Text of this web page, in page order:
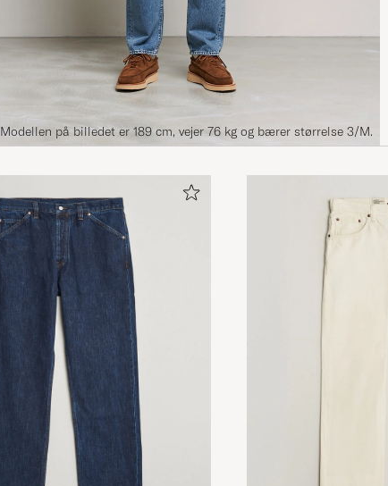
Modellen på billedet er 189 cm, vejer 76 kg og bærer størrelse 3/M.